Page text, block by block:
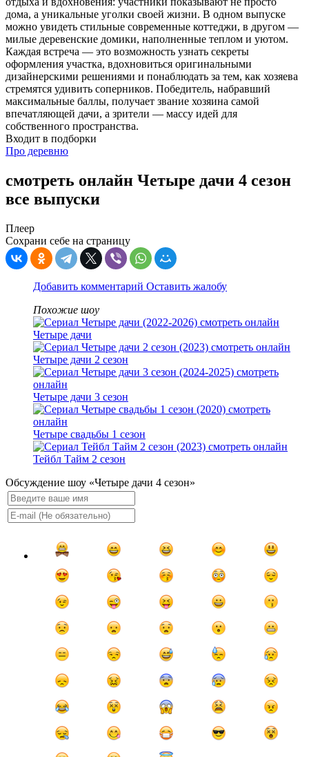
дома, а уникальные уголки своей жизни. В одном выпуске
можно увидеть стильные современные коттеджи, в другом —
милые деревенские домики, наполненные теплом и уютом.
Каждая встреча — это возможность узнать секреты
оформления участка, вдохновиться оригинальными
дизайнерскими решениями и понаблюдать за тем, как хозяева
стремятся удивить соперников. Победитель, набравший
максимальные баллы, получает звание хозяина самой
впечатляющей дачи, а зрители — массу идей для
собственного пространства.
Входит в подборки
Про деревню
смотреть онлайн Четыре дачи 4 сезон
все выпуски
Плеер
Сохрани себе на страницу
Добавить комментарий Оставить жалобу
Похожие шоу
Четыре дачи
Четыре дачи 2 сезон
Четыре дачи 3 сезон
Четыре свадьбы 1 сезон
Тейбл Тайм 2 сезон
Обсуждение шоу «Четыре дачи 4 сезон»